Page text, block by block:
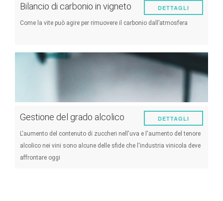
Bilancio di carbonio in vigneto
Come la vite può agire per rimuovere il carbonio dall’atmosfera
DETTAGLI
Gestione del grado alcolico
L'aumento del contenuto di zuccheri nell'uva e l'aumento del tenore
alcolico nei vini sono alcune delle sfide che l'industria vinicola deve
affrontare oggi
DETTAGLI